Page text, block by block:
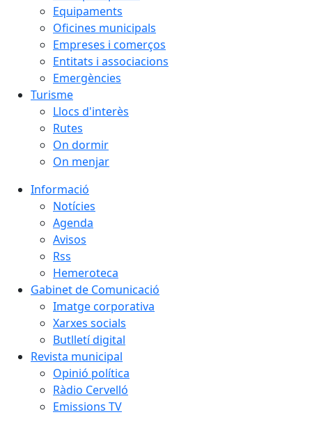
Equipaments
Oficines municipals
Empreses i comerços
Entitats i associacions
Emergències
Turisme
Llocs d'interès
Rutes
On dormir
On menjar
Informació
Notícies
Agenda
Avisos
Rss
Hemeroteca
Gabinet de Comunicació
Imatge corporativa
Xarxes socials
Butlletí digital
Revista municipal
Opinió política
Ràdio Cervelló
Emissions TV